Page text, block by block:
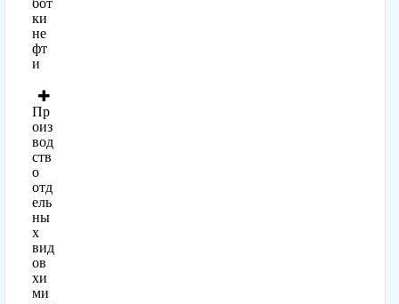
ки
не
фт
и
Пр
оиз
вод
ств
о
отд
ель
ны
х
вид
ов
хи
ми